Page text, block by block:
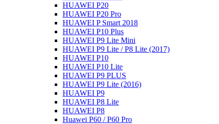
HUAWEI P20
HUAWEI P20 Pro
HUAWEI P Smart 2018
HUAWEI P10 Plus
HUAWEI P9 Lite Mini
HUAWEI P9 Lite / P8 Lite (2017)
HUAWEI P10
HUAWEI P10 Lite
HUAWEI P9 PLUS
HUAWEI P9 Lite (2016)
HUAWEI P9
HUAWEI P8 Lite
HUAWEI P8
Huawei P60 / P60 Pro